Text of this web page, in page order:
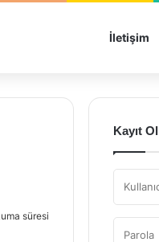
İletişim
süresi
Kayıt Ol